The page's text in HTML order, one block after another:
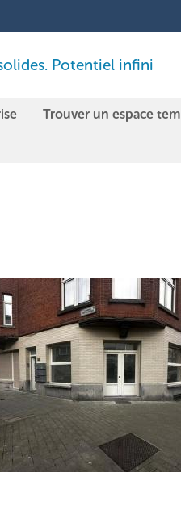
Potentiel infini
Trouver un espace